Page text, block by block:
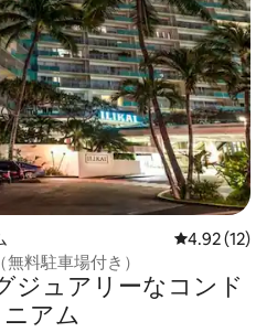
レビュー12
4.92 (12)
料駐車場付き）
ジュアリーなコンド
ニアム